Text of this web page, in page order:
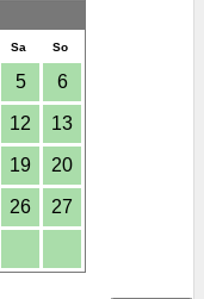
Sa So
5 6
12 13
19 20
26 27